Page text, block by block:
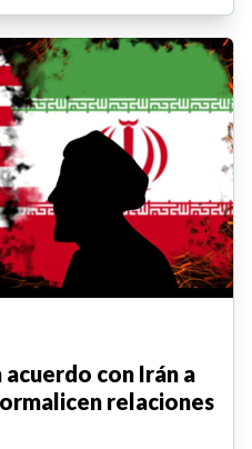
con Irán a
relaciones